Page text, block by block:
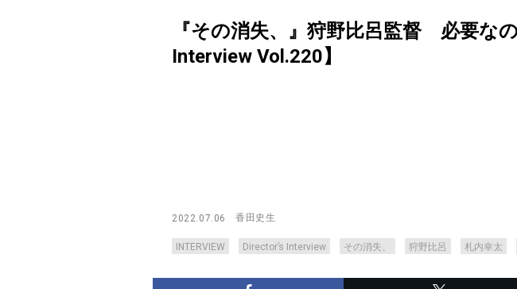
『その消失、』狩野比呂監督 必要な
Interview Vol.220】
2022.07.06 香田史生
INTERVIEW Director’s Interview その消失、 狩野比呂 札内幸太